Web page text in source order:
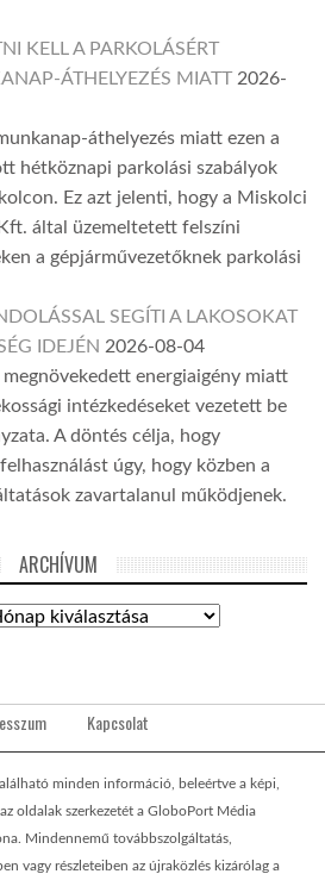
KELL A PARKOLÁSÉRT
ÁTHELYEZÉS MIATT 2026-
áthelyezés miatt ezen a
hétköznapi parkolási szabályok
Ez azt jelenti, hogy a Miskolci
által üzemeltetett felszíni
a gépjárművezetőknek parkolási
SEGÍTI A LAKOSOKAT
IDEJÉN 2026-08-04
energiaigény miatt
intézkedéseket vezetett be
A döntés célja, hogy
úgy, hogy közben a
zavartalanul működjenek.
ARCHÍVUM
Kapcsolat
minden információ, beleértve a képi,
oldalak szerkezetét a GloboPort Média
Mindennemű továbbszolgáltatás,
vagy részleteiben az újraközlés kizárólag a